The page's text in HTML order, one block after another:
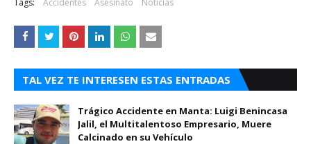
Tags: Accidentes Asesinato Noticias
TAL VEZ TE INTERESEN ESTAS ENTRADAS
Trágico Accidente en Manta: Luigi Benincasa
Jalil, el Multitalentoso Empresario, Muere
Calcinado en su Vehículo